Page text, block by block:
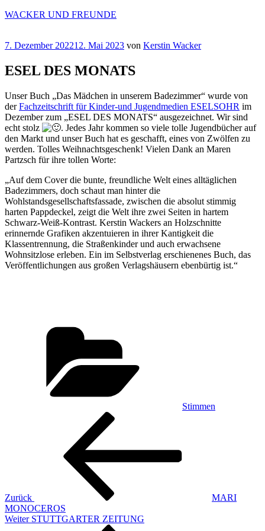
Zum
WACKER UND FREUNDE
Veröffentlicht
7. Dezember 202212. Mai 2023 von Kerstin Wacker
ESEL DES MONATS
Unser Buch „Das Mädchen in unserem Badezimmer“ wurde von
derFachzeitschrift für Kinder-und Jugendmedien ESELSOHR im
Dezember zum „ESEL DES MONATS“ ausgezeichnet. Wir sind
echt stolz
. Jedes Jahr kommen so viele tolle Jugendbücher auf
den Markt und unser Buch hat es geschafft, eines von Zwölfen zu
werden. Tolles Weihnachtsgeschenk! Vielen Dank an Maren
Partzsch für ihre tollen Worte:
„Auf dem Cover die bunte, freundliche Welt eines alltäglichen
Badezimmers, doch schaut man hinter die
Wohlstandsgesellschaftsfassade, zwischen die absolut stimmig
harten Pappdeckel, zeigt die Welt ihre zwei Seiten in hartem
Schwarz-Weiß-Kontrast. Kerstin Wackers an Holzschnitte
erinnernde Grafiken akzentuieren in ihrer Kantigkeit die
Klassentrennung, die Straßenkinder und auch erwachsene
Wohnsitzlose erleben. Ein im Selbstverlag erschienenes Buch, das
Veröffentlichungen aus großen Verlagshäusern ebenbürtig ist.“
Stimmen
Beitragsnavigation
Zurück
MARI
MONOCEROS
Nächster
Weiter STUTTGARTER ZEITUNG